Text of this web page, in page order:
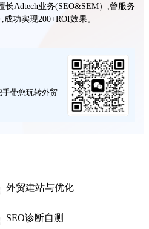
Adtech业务(SEO&SEM）,曾服务
功实现200+ROI效果。
手带您玩转外贸
外贸建站与优化
SEO诊断自测